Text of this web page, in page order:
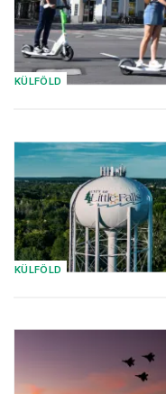
KÜLFÖLD
KÜLFÖLD